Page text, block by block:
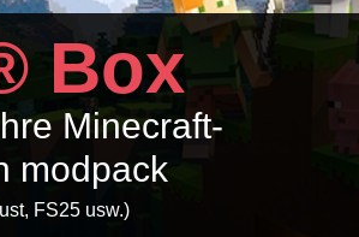
Box
Minecraft-
modpack
FS25 usw.)